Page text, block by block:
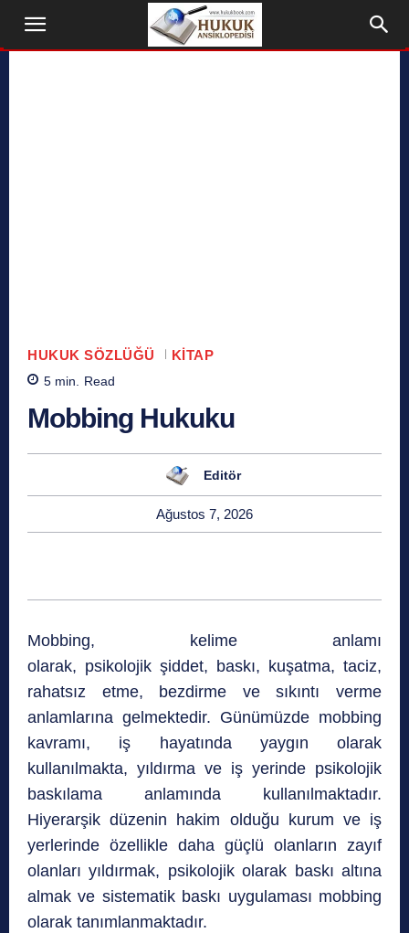
HUKUK SÖZLÜĞÜ KITAP
5 min. Read
Mobbing Hukuku
Editör
Ağustos 7, 2026
Mobbing, kelime anlamı
olarak, psikolojik şiddet, baskı, kuşatma, taciz,
rahatsız etme, bezdirme ve sıkıntı verme
anlamlarına gelmektedir. Günümüzde mobbing
kavramı, iş hayatında yaygın olarak
kullanılmakta, yıldırma ve iş yerinde psikolojik
baskılama anlamında kullanılmaktadır.
Hiyerarşik düzenin hakim olduğu kurum ve iş
yerlerinde özellikle daha güçlü olanların zayıf
olanları yıldırmak, psikolojik olarak baskı altına
almak ve sistematik baskı uygulaması mobbing
olarak tanımlanmaktadır.